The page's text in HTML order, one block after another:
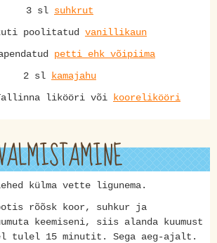
3 sl suhkrut
poolitatud vanillikaun
petti ehk võipiima
2 sl
kamajahu
likööri või
koorelikööri
külma vette ligunema.
rõõsk koor, suhkur ja
keemiseni, siis alanda kuumust
tulel 15 minutit. Sega aeg-ajalt.